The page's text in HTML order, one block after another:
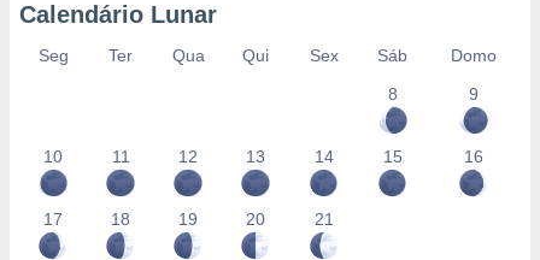
Calendário Lunar
Seg Ter Qua Qui Sex Sáb
Domo
8
9
10 11 12 13 14 15 16
17 18 19 20 21